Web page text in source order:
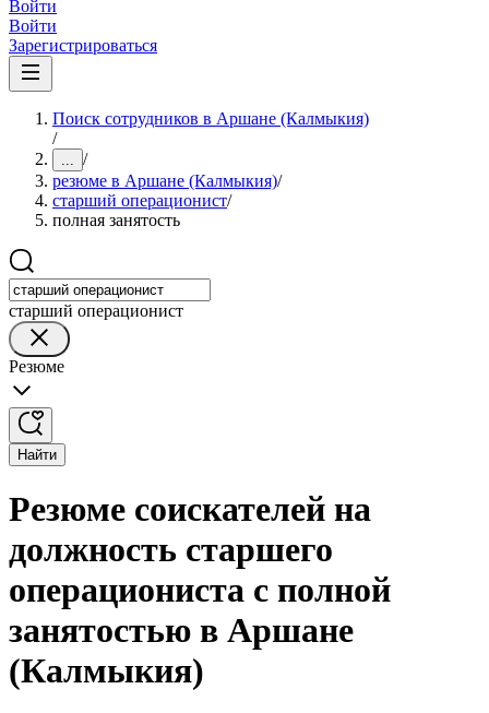
Войти
Войти
Зарегистрироваться
Поиск сотрудников в Аршане (Калмыкия)
/
... /
резюме в Аршане (Калмыкия)/
старший операционист/
полная занятость
старший операционист
Резюме
Найти
Резюме соискателей на
должность старшего
операциониста с полной
занятостью в Аршане
(Калмыкия)